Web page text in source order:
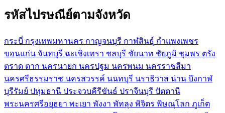
รหัสไปรษณีย์ตามจังหวัด
กระบี่ กรุงเทพมหานคร กาญจนบุรี กาฬสินธุ์ กำแพงเพชร
ขอนแก่น จันทบุรี ฉะเชิงเทรา ชลบุรี ชัยนาท ชัยภูมิ ชุมพร ตรัง
ตราด ตาก นครนายก นครปฐม นครพนม นครราชสีมา
นครศรีธรรมราช นครสวรรค์ นนทบุรี นราธิวาส น่าน บึงกาฬ
บุรีรัมย์ ปทุมธานี ประจวบคีรีขันธ์ ปราจีนบุรี ปัตตานี
พระนครศรีอยุธยา พะเยา พังงา พัทลุง พิจิตร พิษณุโลก ภูเก็ต